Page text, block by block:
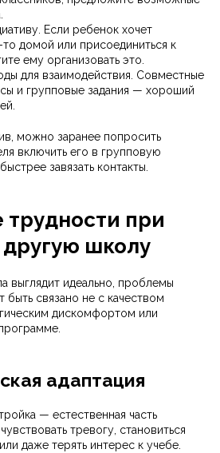
Если ребенок хочет
то домой или присоединиться к
ему организовать это.
для взаимодействия. Совместные
и групповые задания — хороший
можно заранее попросить
включить его в групповую
завязать контакты.
при
школу
выглядит идеально, проблемы
связано не с качеством
дискомфортом или
адаптация
— естественная часть
тревогу, становиться
даже терять интерес к учебе.